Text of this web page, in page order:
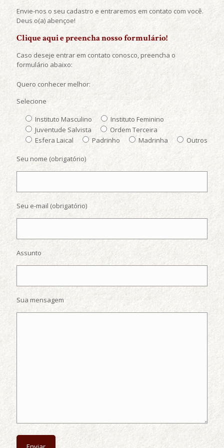
Envie-nos o seu cadastro e entraremos em contato com você.
Deus o(a) abençoe!
Clique aqui e preencha nosso formulário!
Caso deseje entrar em contato conosco, preencha o
formulário abaixo:
Quero conhecer melhor:
Selecione
Instituto Masculino
Instituto Feminino
Juventude Salvista
Ordem Terceira
Esfera Laical
Padrinho Madrinha Outros
Seu nome (obrigatório)
Seu e-mail (obrigatório)
Assunto
Sua mensagem